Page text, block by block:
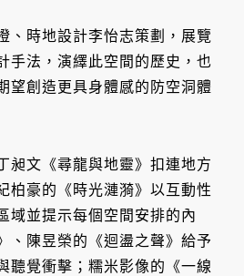
、時地設計李怡志策劃，展覽
手法，演繹此空間的歷史，也
望創造更具身體感的防空洞體
昶文《尋龍與地靈》扣連地方
柏豪的《時光漣漪》以互動性
域並提示每個空間安排的內
、陳昱榮的《迴盪之聲》給予
聽覺衝擊；糯米影像的《一線